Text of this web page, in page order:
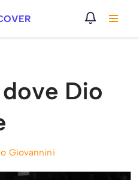
Dio
Giovannini